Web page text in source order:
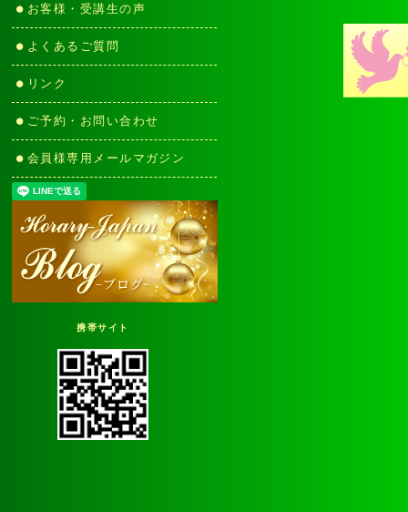
お客様・受講生の声
よくあるご質問
リンク
ご予約・お問い合わせ
会員様専用メールマガジン
携帯サイト